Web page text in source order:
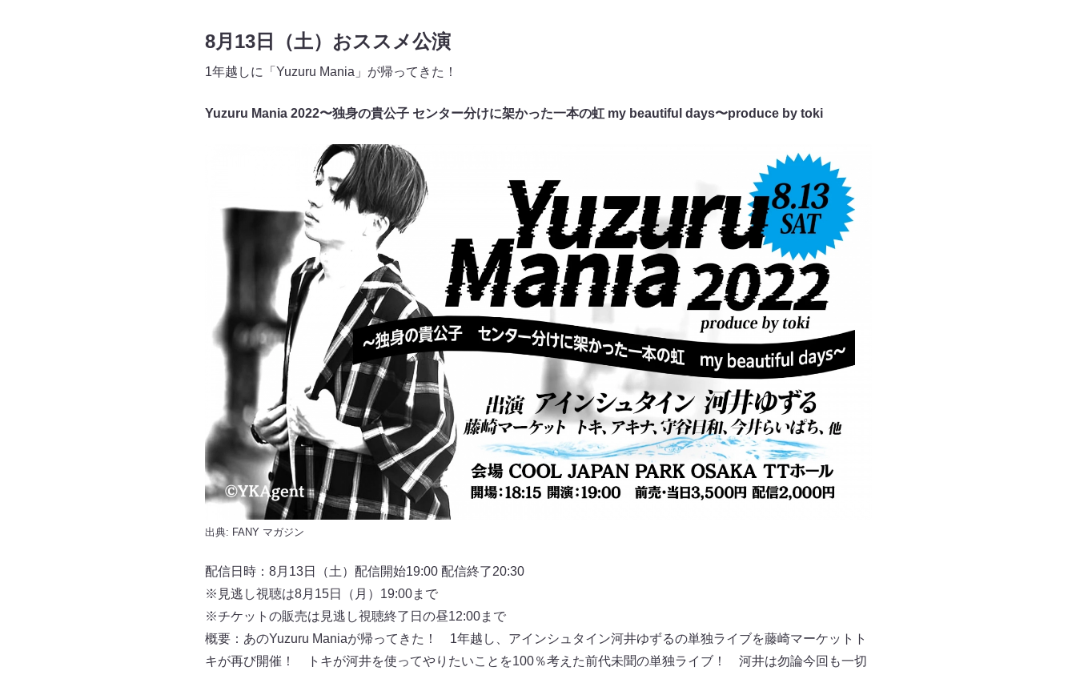
8月13日（土）おススメ公演
1年越しに「Yuzuru Mania」が帰ってきた！
Yuzuru Mania 2022〜独⾝の貴公⼦ センター分けに架かった⼀本の虹 my beautiful days〜produce by toki
出典: FANY マガジン
配信日時：8月13日（土）配信開始19:00 配信終了20:30
※見逃し視聴は8月15日（月）19:00まで
※チケットの販売は見逃し視聴終了日の昼12:00まで
概要：あのYuzuru Maniaが帰ってきた！ 1年越し、アインシュタイン河井ゆずるの単独ライブを藤崎マーケットト
キが再び開催！ トキが河井を使ってやりたいことを100％考えた前代未聞の単独ライブ！ 河井は勿論今回も⼀切